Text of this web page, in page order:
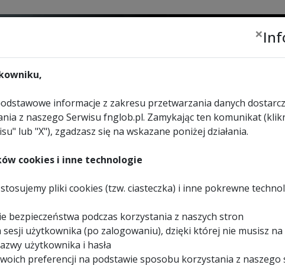
lub
URZĄDZENIA
WYBIERZ
KONTAKT
×
informacje z zakresu przetwarzania danych
z naszego Serwisu fnglob.pl. Zamykając ten komunikat
lub "X"), zgadzasz się na wskazane poniżej działania.
cookies i inne technologie
pliki cookies (tzw. ciasteczka) i inne pokrewne
bezpieczeństwa podczas korzystania z naszych stron
sesji użytkownika (po zalogowaniu), dzięki której nie musisz
użytkownika i hasła
preferencji na podstawie sposobu korzystania z naszego
EvoSystem